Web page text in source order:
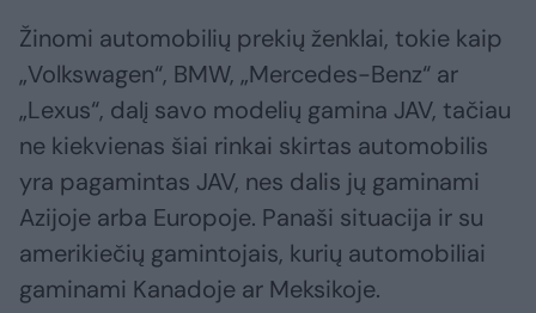
Žinomi automobilių prekių ženklai, tokie kaip
„Volkswagen“, BMW, „Mercedes-Benz“ ar
„Lexus“, dalį savo modelių gamina JAV, tačiau
ne kiekvienas šiai rinkai skirtas automobilis
yra pagamintas JAV, nes dalis jų gaminami
Azijoje arba Europoje. Panaši situacija ir su
amerikiečių gamintojais, kurių automobiliai
gaminami Kanadoje ar Meksikoje.